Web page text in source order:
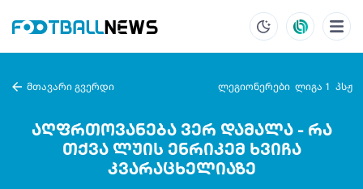
მთავარი გვერდი ლეგიონერები ლიგა 1 პსჟ
აღფრთოვანება ვერ დამალა - რა
თქვა ლუის ენრიკემ ხვიჩა
კვარაცხელიაზე